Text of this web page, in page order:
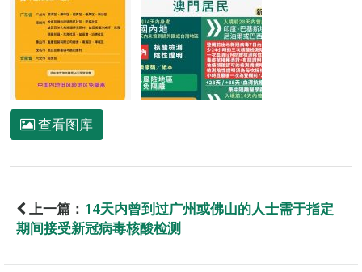
查看图库
上一篇： 14天内曾到过广州或佛山的人士需于指定
期间接受新冠病毒核酸检测